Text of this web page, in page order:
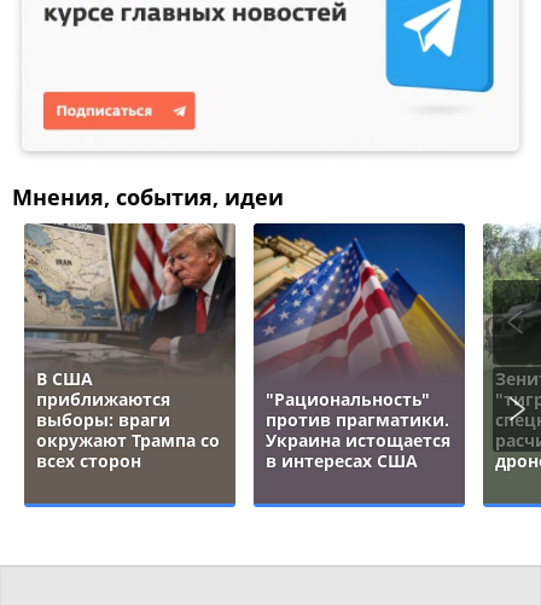
Мнения, события, идеи
В США
приближаются
выборы: враги
окружают Трампа со
всех сторон
"Рациональность"
против прагматики.
Украина истощается
в интересах США